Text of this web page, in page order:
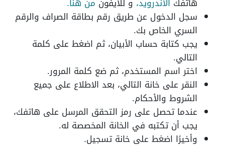
سجل الدخول عن طريق رقم بطاقة الصراف والرقم
السري الخاص بك.
يجب كتابة حساب الأبيان، ثم اضغط على كلمة
التالي.
اختر اسم المستخدم، ثم ضع كلمة المرور.
النقر على خانة التالي، بعد الاطلاع على جميع
الشروط والأحكام.
عندما تحصل على رمز التحقق المرسل على هاتفك،
يجب أن تكتبه في الخانة المخصصة له.
وأخيرًا اضغط على خانة تسجيل.